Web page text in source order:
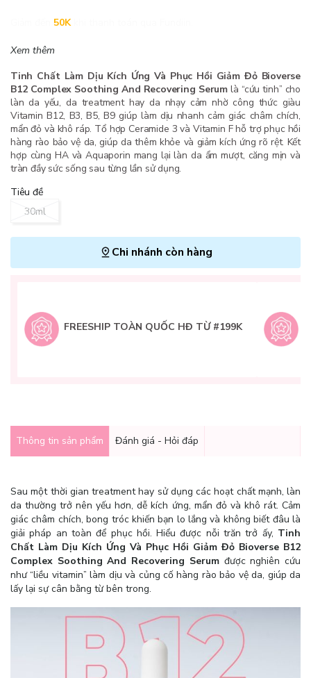
50K
Xem thêm
Tinh Chất Làm Dịu Kích Ứng Và Phục Hồi Giảm Đỏ Bioverse
B12 Complex Soothing And Recovering Serumlà “cứu tinh” cho
làn da yếu, da treatment hay da nhạy cảm nhờ công thức giàu
Vitamin B12, B3, B5, B9 giúp làm dịu nhanh cảm giác châm chích,
mẩn đỏ và khô ráp. Tổ hợp Ceramide 3 và Vitamin F hỗ trợ phục hồi
hàng rào bảo vệ da, giúp da thêm khỏe và giảm kích ứng rõ rệt. Kết
hợp cùng HA và Aquaporin mang lại làn da ẩm mượt, căng mịn và
tràn đầy sức sống sau từng lần sử dụng.
Tiêu đề
30ml
Chi nhánh còn hàng
FREESHIP TOÀN QUỐC HĐ TỪ #199K
Thông tin sản phẩm Đánh giá - Hỏi đáp
Sau một thời gian treatment hay sử dụng các hoạt chất mạnh, làn
da thường trở nên yếu hơn, dễ kích ứng, mẩn đỏ và khô rát. Cảm
giác châm chích, bong tróc khiến bạn lo lắng và không biết đâu là
giải pháp an toàn để phục hồi. Hiểu được nỗi trăn trở ấy, Tinh
Chất Làm Dịu Kích Ứng Và Phục Hồi Giảm Đỏ Bioverse B12
Complex Soothing And Recovering Serumđược nghiên cứu
như “liều vitamin” làm dịu và củng cố hàng rào bảo vệ da, giúp da
lấy lại sự cân bằng từ bên trong.